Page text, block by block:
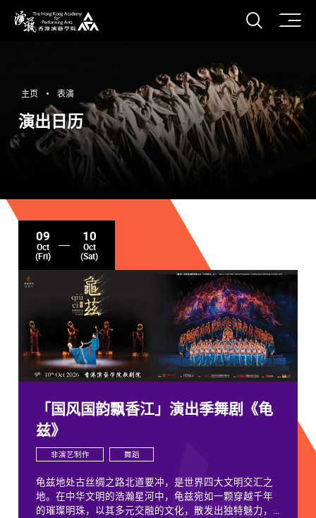
打开
主页 表演
演出日历
09
Oct
(Fri)
10
Oct
(Sat)
「国风国韵飘香江」演出季舞剧《龟
兹》
非演艺制作 舞蹈
龟兹地处古丝绸之路北道要冲，是世界四大文明交汇之
地。在中华文明的浩瀚星河中，龟兹宛如一颗穿越千年
的璀璨明珠，以其多元交融的文化，散发出独特魅力，